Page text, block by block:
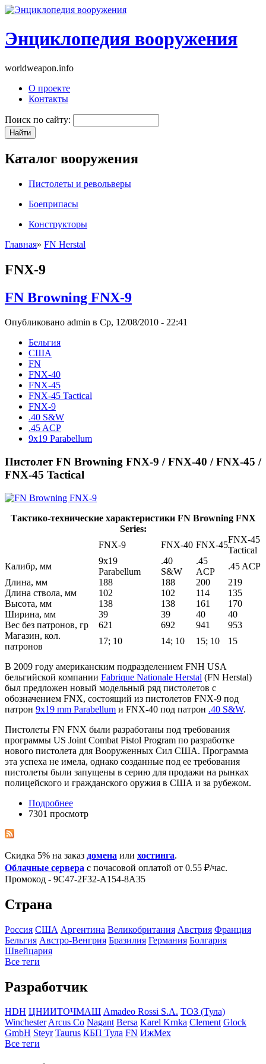
Энциклопедия вооружения
worldweapon.info
О проекте
Контакты
Поиск по сайту:
Каталог вооружения
Пистолеты и револьверы
Боеприпасы
Конструкторы
Главная» FN Herstal
FNX-9
FN Browning FNX-9
Опубликовано admin в Ср, 12/08/2010 - 22:41
Бельгия
США
FN
FNX-40
FNX-45
FNX-45 Tactical
FNX-9
.40 S&W
.45 ACP
9x19 Parabellum
Пистолет FN Browning FNX-9 / FNX-40 / FNX-45 /
FNX-45 Tactical
Тактико-технические характеристики FN Browning FNX
Series:
FNX-9
FNX-40 FNX-45
FNX-45
Tactical
Калибр, мм
9x19
Parabellum
.40
S&W
.45
ACP
.45 ACP
Длина, мм
188 188 200
219
Длина ствола, мм
102 102 114
135
Высота, мм
138 138 161
170
Ширина, мм
39 39 40
40
Вес без патронов, гр
621 692 941
953
Магазин, кол.
патронов
17; 10 14; 10 15; 10 15
В 2009 году американским подразделением FNH USA
бельгийской компании Fabrique Nationale Herstal (FN Herstal)
был предложен новый модельный ряд пистолетов с
обозначением FNX, состоящий из пистолетов FNX-9 под
патрон 9x19 mm Parabellum и FNX-40 под патрон .40 S&W.
Пистолеты FN FNX были разработаны под требования
программы US Joint Combat Pistol Program по разработке
нового пистолета для Вооруженных Сил США. Программа
эта успеха не имела, однако созданные под ее требования
пистолеты были запущены в серию для продажи на рынках
полицейского и гражданского оружия в США и за рубежом.
Подробнее
7301 просмотр
Скидка 5% на заказ домена или хостинга.
Облачные сервера с почасовой оплатой от 0.55 ₽/час.
Промокод - 9C47-2F32-A154-8A35
Страна
Росcия США Аргентина Великобритания Австрия Франция
Бельгия Австро-Венгрия Бразилия Германия Болгария
Швейцария
Все теги
Разработчик
HDH ЦНИИТОЧМАШ Amadeo Rossi S.A. ТОЗ (Тула)
WinchesterArcus Co Nagant Bersa Karel Krnka Clement Glock
GmbH Steyr Taurus КБП Тула FN ИжМех
Все теги